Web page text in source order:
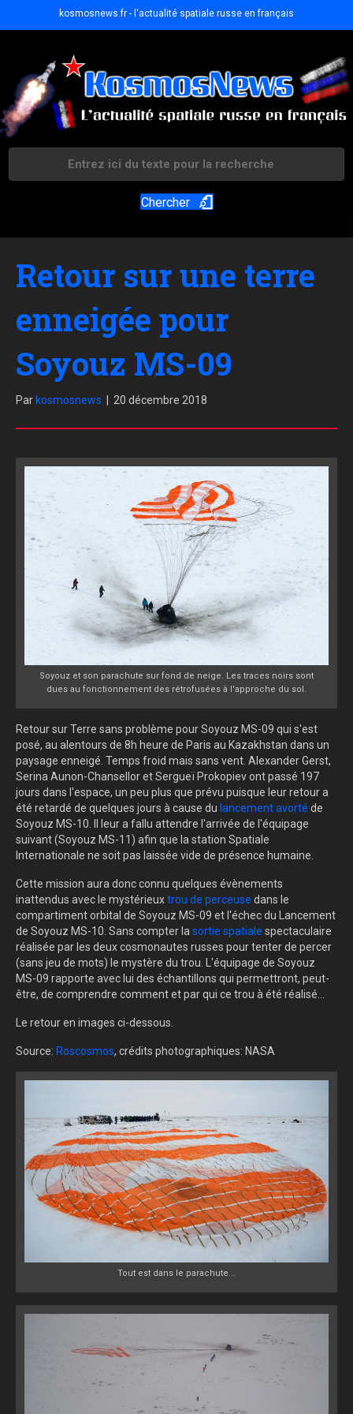
kosmosnews.fr - l'actualité spatiale russe en français
Chercher
Retour sur une terre
enneigée pour
Soyouz MS-09
Par kosmosnews 20 décembre 2018
Soyouz et son parachute sur fond de neige. Les traces noirs sont
dues au fonctionnement des rétrofusées à l'approche du sol.
Retour sur Terre sans problème pour Soyouz MS-09 qui s'est
posé, au alentours de 8h heure de Paris au Kazakhstan dans un
paysage enneigé. Temps froid mais sans vent. Alexander Gerst,
Serina Aunon-Chansellor et Sergueï Prokopiev ont passé 197
jours dans l'espace, un peu plus que prévu puisque leur retour a
été retardé de quelques jours à cause du lancement avorté de
Soyouz MS-10. Il leur a fallu attendre l'arrivée de l'équipage
suivant (Soyouz MS-11) afin que la station Spatiale
Internationale ne soit pas laissée vide de présence humaine.
Cette mission aura donc connu quelques évènements
inattendus avec le mystérieuxtrou de perceuse dans le
compartiment orbital de Soyouz MS-09 et l'échec du Lancement
de Soyouz MS-10. Sans compter la sortie spatiale spectaculaire
réalisée par les deux cosmonautes russes pour tenter de percer
(sans jeu de mots) le mystère du trou. L'équipage de Soyouz
MS-09 rapporte avec lui des échantillons qui permettront, peut-
être, de comprendre comment et par qui ce trou à été réalisé...
Le retour en images ci-dessous.
Source: Roscosmos, crédits photographiques: NASA
Tout est dans le parachute...